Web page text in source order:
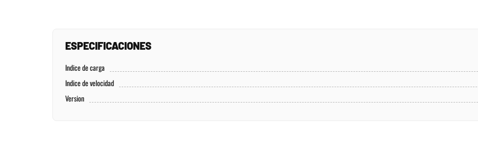
ESPECIFICACIONES
Indice de carga
Indice de velocidad
Version